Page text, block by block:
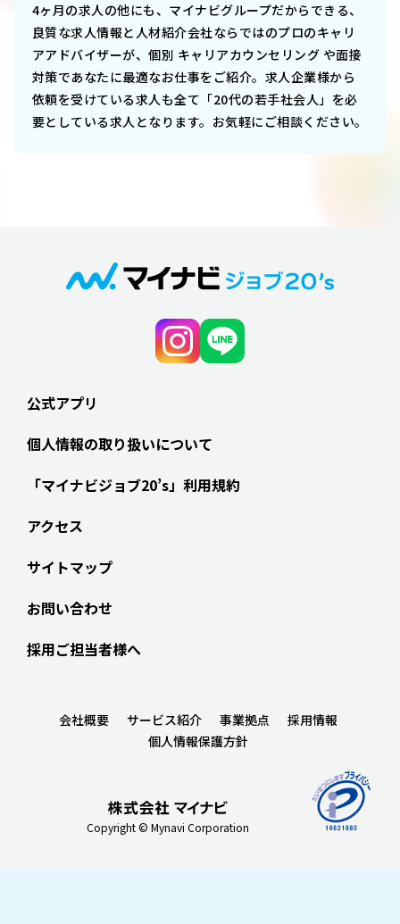
4ヶ月の求人の他にも、マイナビグループだからできる、
良質な求人情報と人材紹介会社ならではのプロのキャリ
アアドバイザーが、個別 キャリアカウンセリング や面接
対策であなたに最適なお仕事をご紹介。求人企業様から
依頼を受けている求人も全て「20代の若手社会人」を必
要としている求人となります。お気軽にご相談ください。
公式アプリ
個人情報の取り扱いについて
「マイナビジョブ20’s」利用規約
アクセス
サイトマップ
お問い合わせ
採用ご担当者様へ
Copyright © Mynavi Corporation
会社概要 サービス紹介 事業拠点
採用情報
個人情報保護方針